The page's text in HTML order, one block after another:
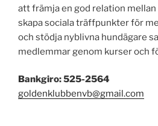
att främja en god relation mellan
skapa sociala träffpunkter för
och stödja nyblivna hundägare
medlemmar genom kurser och
Bankgiro: 525-2564
goldenklubbenvb@gmail.com